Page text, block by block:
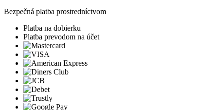
Bezpečná platba prostredníctvom
Platba na dobierku
Platba prevodom na účet